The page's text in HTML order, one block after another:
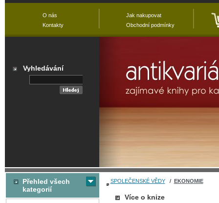
SPOLEČENSKÉ VĚDY/ EKONOMIE
Více o knize
Přehled všech
kategorií
O nás
Kontakty
Jak nakupovat
Obchodní podmínky
Vyhledávání